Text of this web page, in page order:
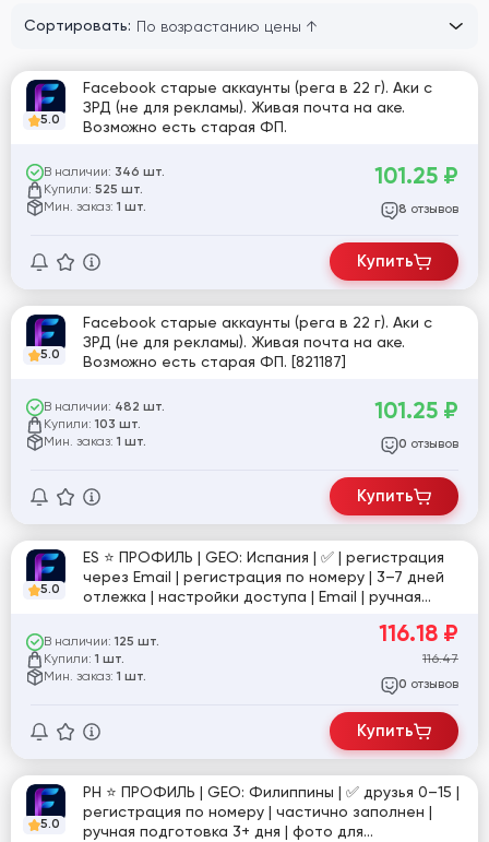
Сортировать:
5.0
Facebook старые аккаунты (рега в 22 г). Аки с
ЗРД (не для рекламы). Живая почта на аке.
Возможно есть старая ФП.
В наличии: 346 шт.
Купили: 525 шт.
Мин. заказ: 1 шт.
101.25 ₽
8 отзывов
Купить
5.0
Facebook старые аккаунты (рега в 22 г). Аки с
ЗРД (не для рекламы). Живая почта на аке.
Возможно есть старая ФП. [821187]
В наличии: 482 шт.
Купили: 103 шт.
Мин. заказ: 1 шт.
101.25 ₽
0 отзывов
Купить
5.0
ES ⭐️ ПРОФИЛЬ | GEO: Испания | ✅ | регистрация
через Email | регистрация по номеру | 3–7 дней
отлежка | настройки доступа | Email | ручная
комплекте | №1
В наличии: 125 шт.
Купили: 1 шт.
Мин. заказ: 1 шт.
116.18 ₽
116.47
0 отзывов
Купить
5.0
PH ⭐️ ПРОФИЛЬ | GEO: Филиппины | ✅ друзья 0–15 |
регистрация по номеру | частично заполнен |
ручная подготовка 3+ дня | фото для